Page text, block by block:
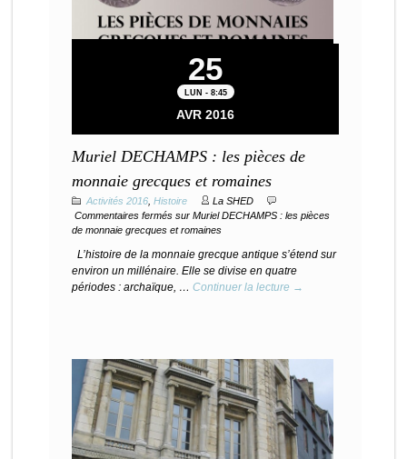
25
LUN - 8:45
AVR 2016
Muriel DECHAMPS : les pièces de
monnaie grecques et romaines
Activités 2016 Histoire
La SHED
Commentaires fermés sur Muriel DECHAMPS : les pièces
de monnaie grecques et romaines
L’histoire de la monnaie grecque antique s’étend sur
environ un millénaire. Elle se divise en quatre
périodes : archaïque, … Continuer la lecture →